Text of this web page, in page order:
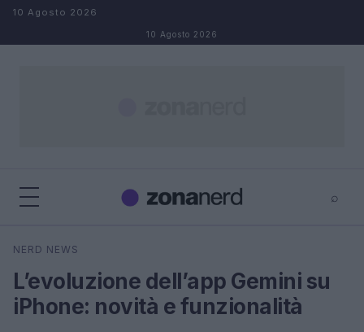
Salta al contenuto
10 Agosto 2026
10 Agosto 2026
⌕
Cerca
NERD NEWS
L’evoluzione dell’app Gemini su
iPhone: novità e funzionalità